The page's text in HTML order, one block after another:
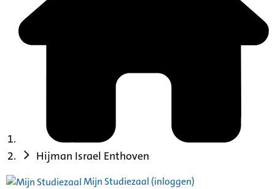
Hijman Israel Enthoven
Mijn Studiezaal (inloggen)